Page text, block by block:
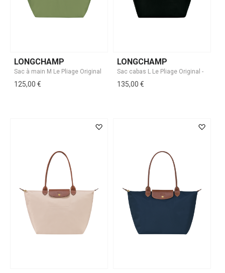
LONGCHAMP
125,00 €
LONGCHAMP
135,00 €